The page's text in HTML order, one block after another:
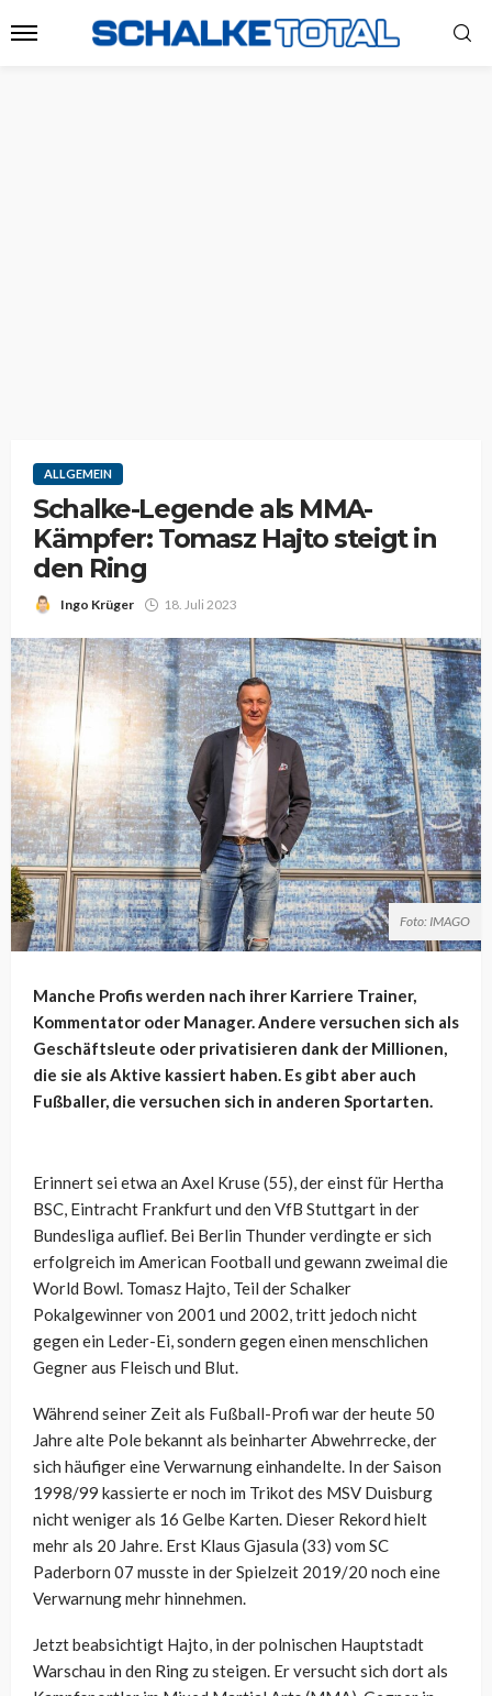
ALLGEMEIN
Schalke-Legende als MMA-
Kämpfer: Tomasz Hajto steigt in
den Ring
Ingo Krüger 18. Juli 2023
Foto: IMAGO
Manche Profis werden nach ihrer Karriere Trainer,
Kommentator oder Manager. Andere versuchen sich als
Geschäftsleute oder privatisieren dank der Millionen,
die sie als Aktive kassiert haben. Es gibt aber auch
Fußballer, die versuchen sich in anderen Sportarten.
Erinnert sei etwa an Axel Kruse (55), der einst für Hertha
BSC, Eintracht Frankfurt und den VfB Stuttgart in der
Bundesliga auflief. Bei Berlin Thunder verdingte er sich
erfolgreich im American Football und gewann zweimal die
World Bowl. Tomasz Hajto, Teil der Schalker
Pokalgewinner von 2001 und 2002, tritt jedoch nicht
gegen ein Leder-Ei, sondern gegen einen menschlichen
Gegner aus Fleisch und Blut.
Während seiner Zeit als Fußball-Profi war der heute 50
Jahre alte Pole bekannt als beinharter Abwehrrecke, der
sich häufiger eine Verwarnung einhandelte. In der Saison
1998/99 kassierte er noch im Trikot des MSV Duisburg
nicht weniger als 16 Gelbe Karten. Dieser Rekord hielt
mehr als 20 Jahre. Erst Klaus Gjasula (33) vom SC
Paderborn 07 musste in der Spielzeit 2019/20 noch eine
Verwarnung mehr hinnehmen.
Jetzt beabsichtigt Hajto, in der polnischen Hauptstadt
Warschau in den Ring zu steigen. Er versucht sich dort als